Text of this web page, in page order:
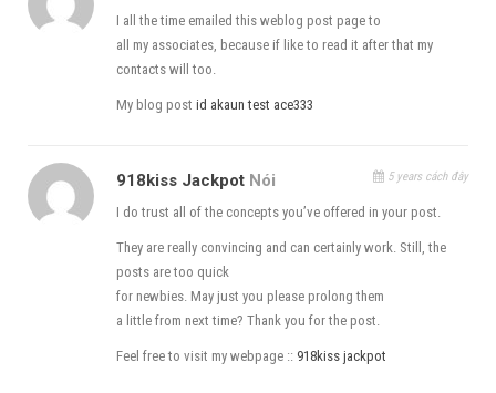
Cài đặt luôn remote các server sau khi update sẽ tự
động update.
Đến đây là tiến trình sẽ cài đặt (stop dịch vụ, cài đặt
update db, các roles chính của Veeam). Phần này tốn
khá thời gian chúng ta hãy làm ly cafe chờ thôi nhé tằm
15-30 tùy cấu hình máy server Veeam của chúng ta.
I all the time emailed this weblog post page to
all my associates, because if like to read it after that my
contacts will too.
My blog post id akaun test ace333
918kiss Jackpot Nói 5 years cách đây
I do trust all of the concepts you’ve offered in your post.
They are really convincing and can certainly work. Still, the
posts are too quick
for newbies. May just you please prolong them
a little from next time? Thank you for the post.
Feel free to visit my webpage :: 918kiss jackpot